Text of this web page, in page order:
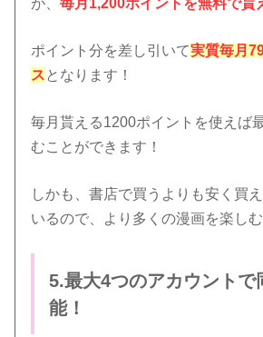
が、毎月1,200ポイントを無料で貰
ポイント分を差し引いて実質毎月
ス となります！
毎月貰える1200ポイントを使えば
むことができます！
しかも、書店で買うよりも安く買
いるので、より多くの漫画を楽し
5.最大4つのアカウントで
能！